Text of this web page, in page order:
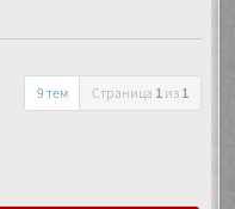
9 тем Страница 1из 1